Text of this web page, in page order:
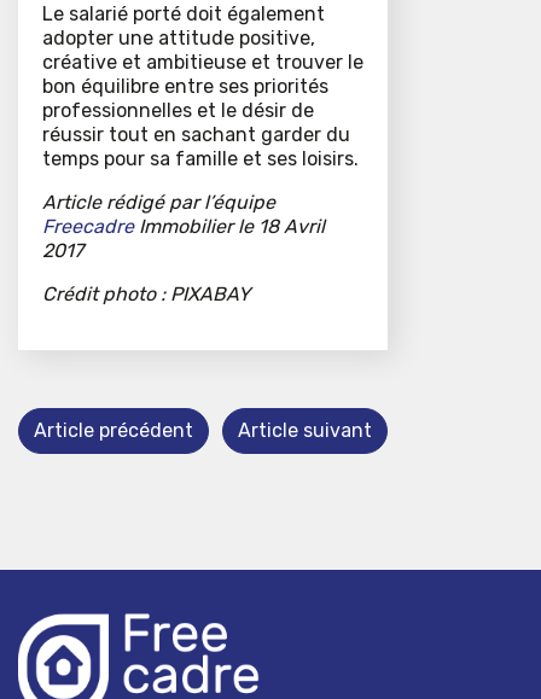
Le salarié porté doit également
adopter une attitude positive,
créative et ambitieuse et trouver le
bon équilibre entre ses priorités
professionnelles et le désir de
réussir tout en sachant garder du
temps pour sa famille et ses loisirs.
Article rédigé par l’équipe
FreecadreImmobilierle 18 Avril
2017
Crédit photo : PIXABAY
Article précédent Article suivant